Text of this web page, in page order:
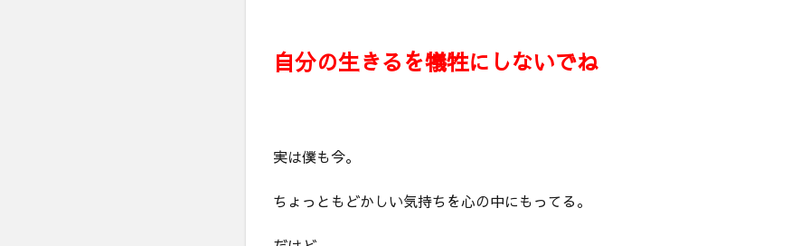
自分の生きるを犠牲にしないでね
実は僕も今。
ちょっともどかしい気持ちを心の中にもってる。